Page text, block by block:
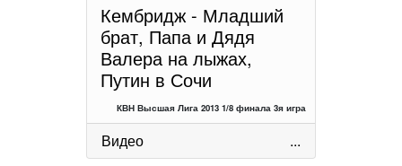
Кембридж - Младший
брат, Папа и Дядя
Валера на лыжах,
Путин в Сочи
КВН Высшая Лига 2013 1/8 финала 3я игра
Видео ...